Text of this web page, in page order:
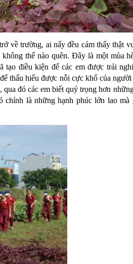
về trường, ai nấy đều cảm thấy thật
thể nào quên. Đây là một mùa
điều kiện để các em được trải
thấu hiểu được nỗi cực khổ của
đó các em biết quý trọng hơn
chính là những hạnh phúc lớn lao mà